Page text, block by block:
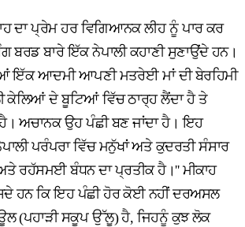
ਦਾ ਪ੍ਰੇਮ ਹਰ ਵਿਗਿਆਨਕ ਲੀਹ ਨੂੰ ਪਾਰ ਕਰ
ਬਰਡ ਬਾਰੇ ਇੱਕ ਨੇਪਾਲੀ ਕਹਾਣੀ ਸੁਣਾਉਂਦੇ ਹਨ।
ਇੱਕ ਆਦਮੀ ਆਪਣੀ ਮਤਰੇਈ ਮਾਂ ਦੀ ਬੇਰਹਿਮੀ
ਕੇਲਿਆਂ ਦੇ ਬੂਟਿਆਂ ਵਿੱਚ ਠਾਰ੍ਹ ਲੈਂਦਾ ਹੈ ਤੇ
ਅਚਾਨਕ ਉਹ ਪੰਛੀ ਬਣ ਜਾਂਦਾ ਹੈ। ਇਹ
ਪਰੰਪਰਾ ਵਿੱਚ ਮਨੁੱਖਾਂ ਅਤੇ ਕੁਦਰਤੀ ਸੰਸਾਰ
ਰਹੱਸਮਈ ਬੰਧਨ ਦਾ ਪ੍ਰਤੀਕ ਹੈ।'' ਮੀਕਾਹ
ਹਨ ਕਿ ਇਹ ਪੰਛੀ ਹੋਰ ਕੋਈ ਨਹੀਂ ਦਰਅਸਲ
(ਪਹਾੜੀ ਸਕੂਪ ਉੱਲੂ) ਹੈ, ਜਿਹਨੂੰ ਕੁਝ ਲੋਕ